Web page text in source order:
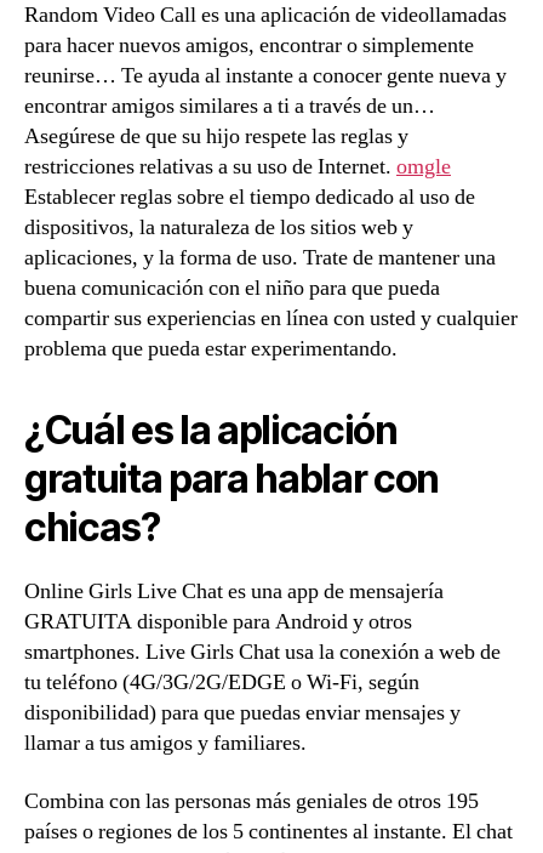
Random Video Call es una aplicación de videollamadas
para hacer nuevos amigos, encontrar o simplemente
reunirse… Te ayuda al instante a conocer gente nueva y
encontrar amigos similares a ti a través de un…
Asegúrese de que su hijo respete las reglas y
restricciones relativas a su uso de Internet. omgle
Establecer reglas sobre el tiempo dedicado al uso de
dispositivos, la naturaleza de los sitios web y
aplicaciones, y la forma de uso. Trate de mantener una
buena comunicación con el niño para que pueda
compartir sus experiencias en línea con usted y cualquier
problema que pueda estar experimentando.
¿Cuál es la aplicación
gratuita para hablar con
chicas?
Online Girls Live Chat es una app de mensajería
GRATUITA disponible para Android y otros
smartphones. Live Girls Chat usa la conexión a web de
tu teléfono (4G/3G/2G/EDGE o Wi-Fi, según
disponibilidad) para que puedas enviar mensajes y
llamar a tus amigos y familiares.
Combina con las personas más geniales de otros 195
países o regiones de los 5 continentes al instante. El chat